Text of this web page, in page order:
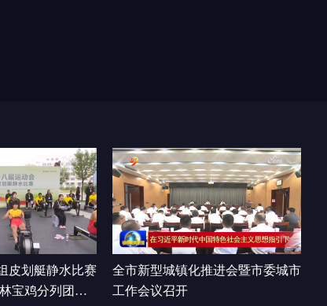
00:27:09
00:27:18
榆林新闻 2026-07-02
皮划艇静水比赛
宝鸡分列团体
全市新型城镇化推进会暨市委城市
工作会议召开